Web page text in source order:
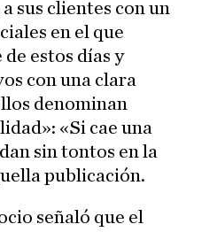
sus clientes con un
en el que
estos días y
con una clara
denominan
«Si cae una
sin tontos en la
publicación.
señaló que el